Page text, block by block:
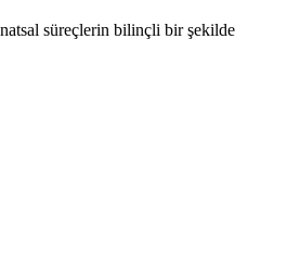
süreçlerin bilinçli bir şekilde